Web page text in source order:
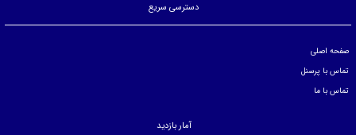
دسترسی سریع
صفحه اصلی
تماس با پرسنل
تماس با ما
آمار بازدید